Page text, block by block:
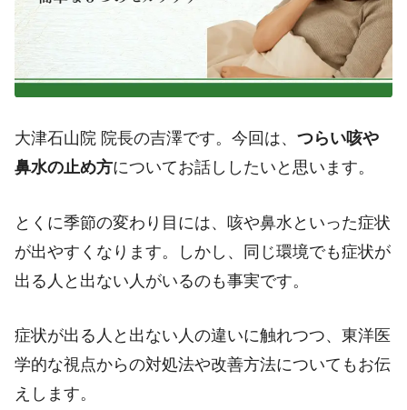
大津石山院 院長の吉澤です。今回は、 つらい咳や
鼻水の止め方についてお話ししたいと思います。
とくに季節の変わり目には、咳や鼻水といった症状
が出やすくなります。しかし、同じ環境でも症状が
出る人と出ない人がいるのも事実です。
症状が出る人と出ない人の違いに触れつつ、東洋医
学的な視点からの対処法や改善方法についてもお伝
えします。